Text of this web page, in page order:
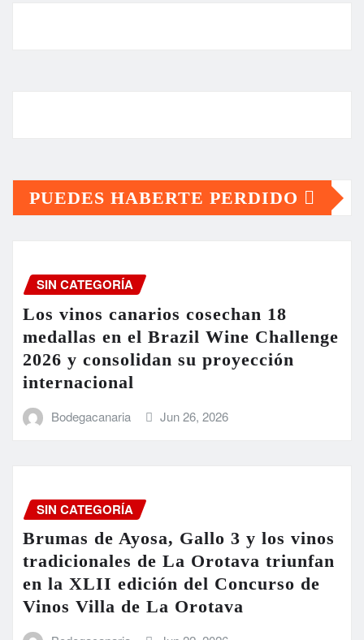
PUEDES HABERTE PERDIDO
SIN CATEGORÍA
Los vinos canarios cosechan 18
medallas en el Brazil Wine Challenge
2026 y consolidan su proyección
internacional
Bodegacanaria Jun 26, 2026
SIN CATEGORÍA
Brumas de Ayosa, Gallo 3 y los vinos
tradicionales de La Orotava triunfan
en la XLII edición del Concurso de
Vinos Villa de La Orotava